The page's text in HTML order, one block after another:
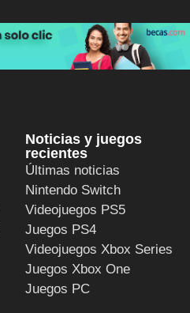
Noticias y juegos
recientes
Últimas noticias
Nintendo Switch
Videojuegos PS5
Juegos PS4
Videojuegos Xbox Series
Juegos Xbox One
Juegos PC